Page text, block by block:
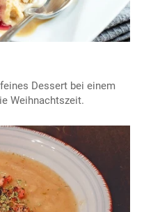
Dessert bei einem
Weihnachtszeit.